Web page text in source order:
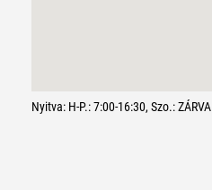
Nyitva: H-P.: 7:00-16:30, Szo.: ZÁRVA